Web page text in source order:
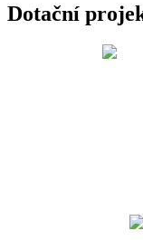
Dotační